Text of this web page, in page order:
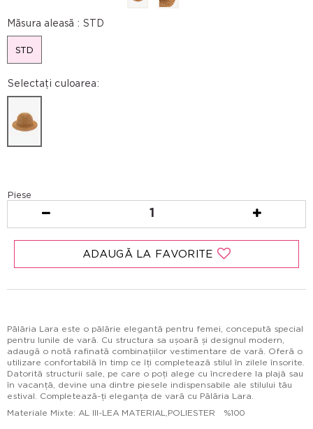
Mãsura aleasã : STD
STD
Selectați culoarea:
Piese
1
ADAUGĂ LA FAVORITE
Pălăria Lara este o pălărie elegantă pentru femei, concepută special
pentru lunile de vară. Cu structura sa ușoară și designul modern,
adaugă o notă rafinată combinațiilor vestimentare de vară. Oferă o
utilizare confortabilă în timp ce îți completează stilul în zilele însorite.
Datorită structurii sale, pe care o poți alege cu încredere la plajă sau
în vacanță, devine una dintre piesele indispensabile ale stilului tău
estival. Completează-ți eleganța de vară cu Pălăria Lara.
Materiale Mixte: AL III-LEA MATERIAL,POLIESTER %100